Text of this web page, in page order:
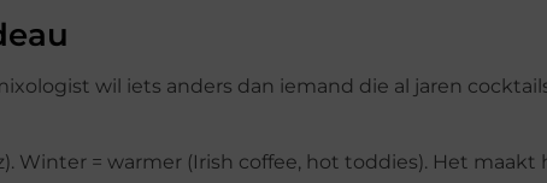
wil iets anders dan iemand die al jaren
Winter = warmer (Irish coffee, hot toddies). Het maakt